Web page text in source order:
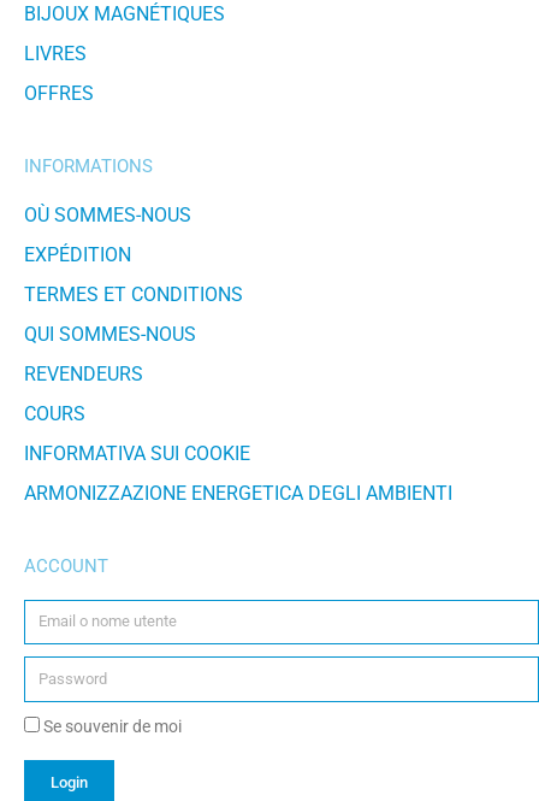
BIJOUX MAGNÉTIQUES
LIVRES
OFFRES
INFORMATIONS
OÙ SOMMES-NOUS
EXPÉDITION
TERMES ET CONDITIONS
QUI SOMMES-NOUS
REVENDEURS
COURS
INFORMATIVA SUI COOKIE
ARMONIZZAZIONE ENERGETICA DEGLI AMBIENTI
ACCOUNT
Se souvenir de moi
Login